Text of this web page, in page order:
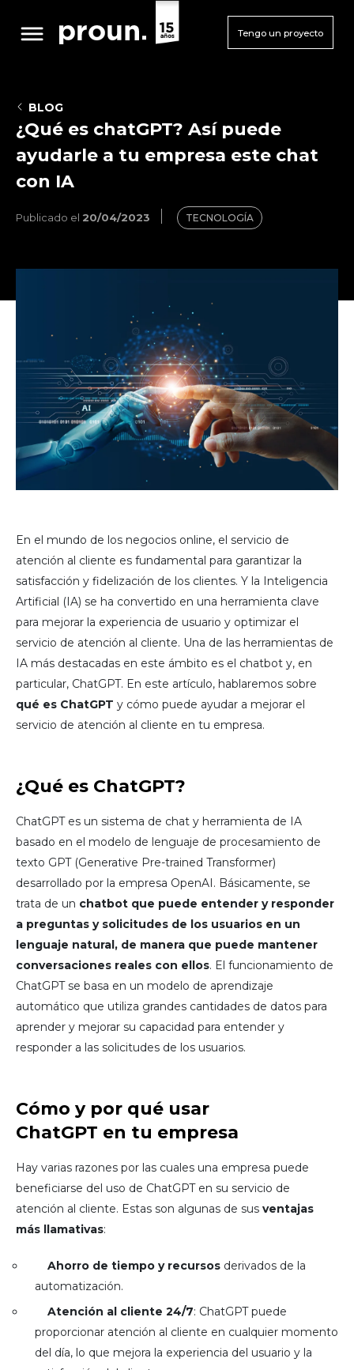
Tengo un proyecto
BLOG
¿Qué es chatGPT? Así puede
ayudarle a tu empresa este chat
con IA
Publicado el 20/04/2023 TECNOLOGÍA
En el mundo de los negocios online, el servicio de
atención al cliente es fundamental para garantizar la
satisfacción y fidelización de los clientes. Y la Inteligencia
Artificial (IA) se ha convertido en una herramienta clave
para mejorar la experiencia de usuario y optimizar el
servicio de atención al cliente. Una de las herramientas de
IA más destacadas en este ámbito es el chatbot y, en
particular, ChatGPT. En este artículo, hablaremos sobre
qué es ChatGPT y cómo puede ayudar a mejorar el
servicio de atención al cliente en tu empresa.
¿Qué es ChatGPT?
ChatGPT es un sistema de chat y herramienta de IA
basado en el modelo de lenguaje de procesamiento de
texto GPT (Generative Pre-trained Transformer)
desarrollado por la empresa OpenAI. Básicamente, se
trata de un chatbot que puede entender y responder
a preguntas y solicitudes de los usuarios en un
lenguaje natural, de manera que puede mantener
conversaciones reales con ellos. El funcionamiento de
ChatGPT se basa en un modelo de aprendizaje
automático que utiliza grandes cantidades de datos para
aprender y mejorar su capacidad para entender y
responder a las solicitudes de los usuarios.
Cómo y por qué usar
ChatGPT en tu empresa
Hay varias razones por las cuales una empresa puede
beneficiarse del uso de ChatGPT en su servicio de
atención al cliente. Estas son algunas de sus ventajas
más llamativas:
Ahorro de tiempo y recursos derivados de la
automatización.
Atención al cliente 24/7: ChatGPT puede
proporcionar atención al cliente en cualquier momento
del día, lo que mejora la experiencia del usuario y la